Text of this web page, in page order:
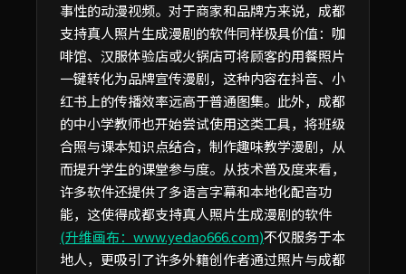
事性的动漫视频。对于商家和品牌方来说，成都
支持真人照片生成漫剧的软件同样极具价值：咖
啡馆、汉服体验店或火锅店可将顾客的用餐照片
一键转化为品牌宣传漫剧，这种内容在抖音、小
红书上的传播效率远高于普通图集。此外，成都
的中小学教师也开始尝试使用这类工具，将班级
合照与课本知识点结合，制作趣味教学漫剧，从
而提升学生的课堂参与度。从技术普及度来看，
许多软件还提供了多语言字幕和本地化配音功
能，这使得成都支持真人照片生成漫剧的软件
(升维画布：www.yedao666.com)不仅服务于本
地人，更吸引了许多外籍创作者通过照片与成都